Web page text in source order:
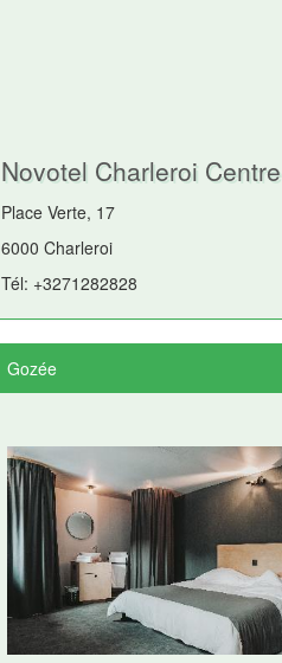
Novotel Charleroi Centre
Place Verte, 17
6000 Charleroi
Tél: +3271282828
Gozée